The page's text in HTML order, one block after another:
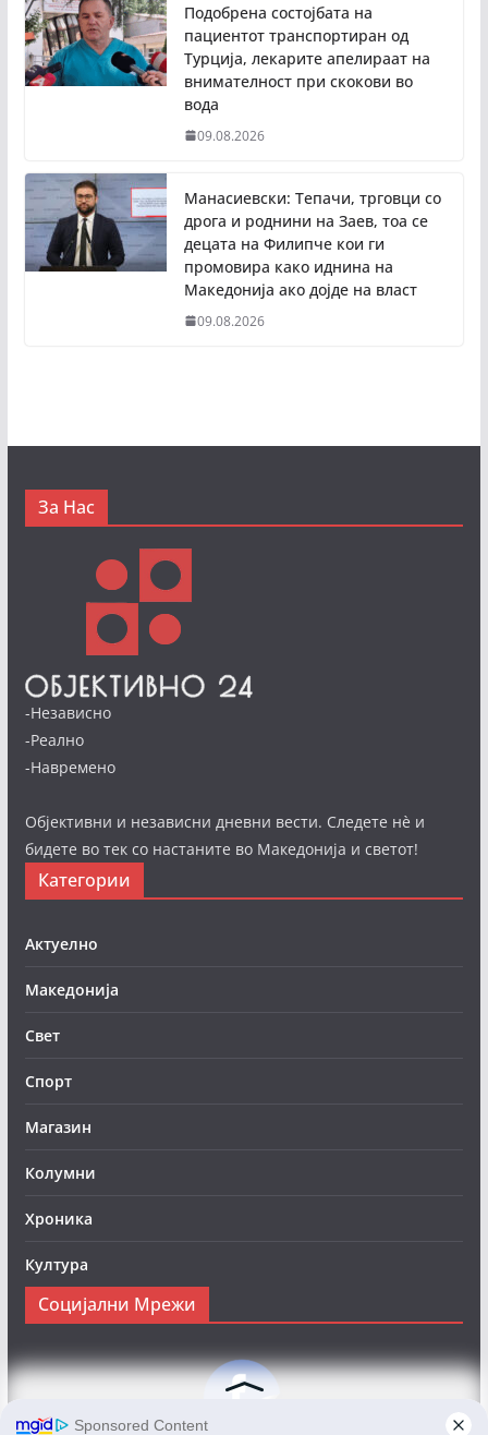
Подобрена состојбата на
пациентот транспортиран од
Турција, лекарите апелираат на
внимателност при скокови во
вода
09.08.2026
Манасиевски: Тепачи, трговци со
дрога и роднини на Заев, тоа се
децата на Филипче кои ги
промoвира како иднина на
Македонија ако дојде на власт
09.08.2026
За Нас
-Независно
-Реално
-Навремено
Објективни и независни дневни вести. Следете нè и
бидете во тек со настаните во Македонија и светот!
Категории
Актуелно
Македонија
Свет
Спорт
Магазин
Колумни
Хроника
Култура
Социјални Мрежи